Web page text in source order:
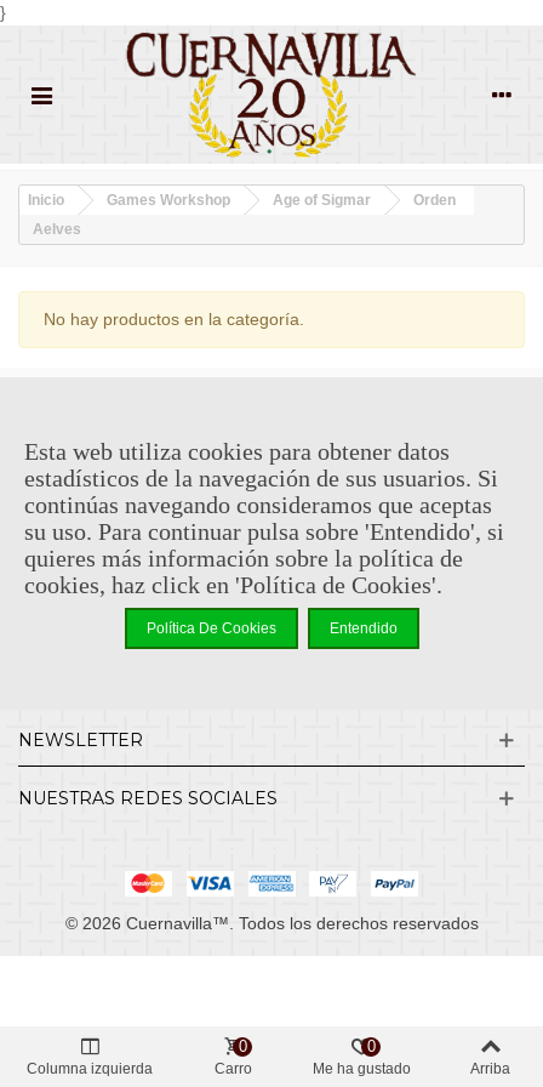
}
Inicio Games Workshop Age of Sigmar
Orden
Aelves
No hay productos en la categoría.
ENVÍOS Y DEVOLUCIONES
CONTACTO
INFORMACIÓN
NEWSLETTER
NUESTRAS REDES SOCIALES
© 2026 Cuernavilla™. Todos los derechos reservados
Columna izquierda Carro
0
Me ha gustado
0
Arriba
Esta web utiliza cookies para obtener datos
estadísticos de la navegación de sus usuarios. Si
continúas navegando consideramos que aceptas
su uso. Para continuar pulsa sobre 'Entendido', si
quieres más información sobre la política de
cookies, haz click en 'Política de Cookies'.
Política De Cookies Entendido